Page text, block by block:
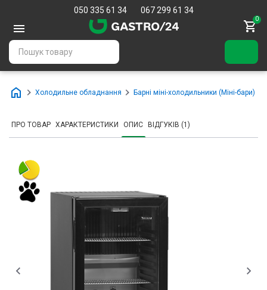
050 335 61 34 067 299 61 34
0
Холодильне обладнання Барні міні-холодильники (Міні-бари)
ПРО ТОВАР ХАРАКТЕРИСТИКИ ОПИС ВІДГУКІВ (1)